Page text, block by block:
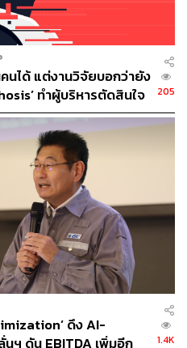
บริษัทต้องผสานสเกลขนาด
ไวและความเป็นผู้นำด้าน
ราคาย่อมเยาได้อย่างยั่งยืน
เราลึกซึ้งยิ่งขึ้น
นามาไกลตั้งแต่เริ่มให้บริการ
อาหารและบริการทางการเงิน
ดเอเชียตะวันออกเฉียงใต้ 8
กการเสนอสิ่งจูงใจจำนวน
ยให้แพลตฟอร์มเติบโตอย่าง
นในเดือนธันวาคม 2021
จะแย่ลงไปอีก ราคาหุ้นของ
ปิดตัวในตลาด โดยถูกเทขาย
ริ่มระมัดระวังบริษัทที่มีการ
ได้ โดยเฉพาะอย่างยิ่งเมื่อ
และเศรษฐกิจที่ชะลอตัว
นได้ แต่งานวิจัยบอกว่ายัง
ทำผู้บริหารตัดสินใจ
205
ดึง AI-
นฯ ดัน EBITDA เพิ่มอีก
1.4K